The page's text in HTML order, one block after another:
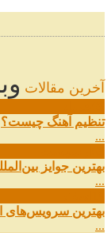
آخرین مقالات
تنظیم آهنگ چیست؟
...
بهترین جوایز
...
بهترین سرویس‌های
...